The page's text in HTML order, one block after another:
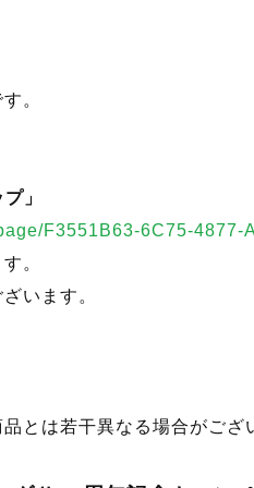
がアクスタンプ（アクリル
年を記念したロゴがデザイ
タンプとしてノートやカー
。